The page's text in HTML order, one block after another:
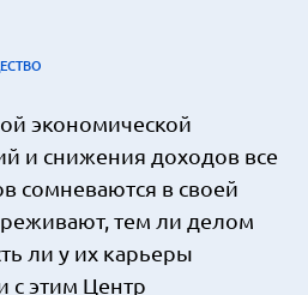
экономической
и снижения доходов все
сомневаются в своей
тем ли делом
ли у их карьеры
с этим Центр